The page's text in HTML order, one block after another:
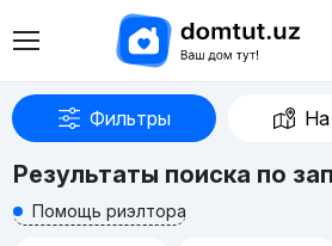
Фильтры На
Результаты поиска по
Помощь риэлтора